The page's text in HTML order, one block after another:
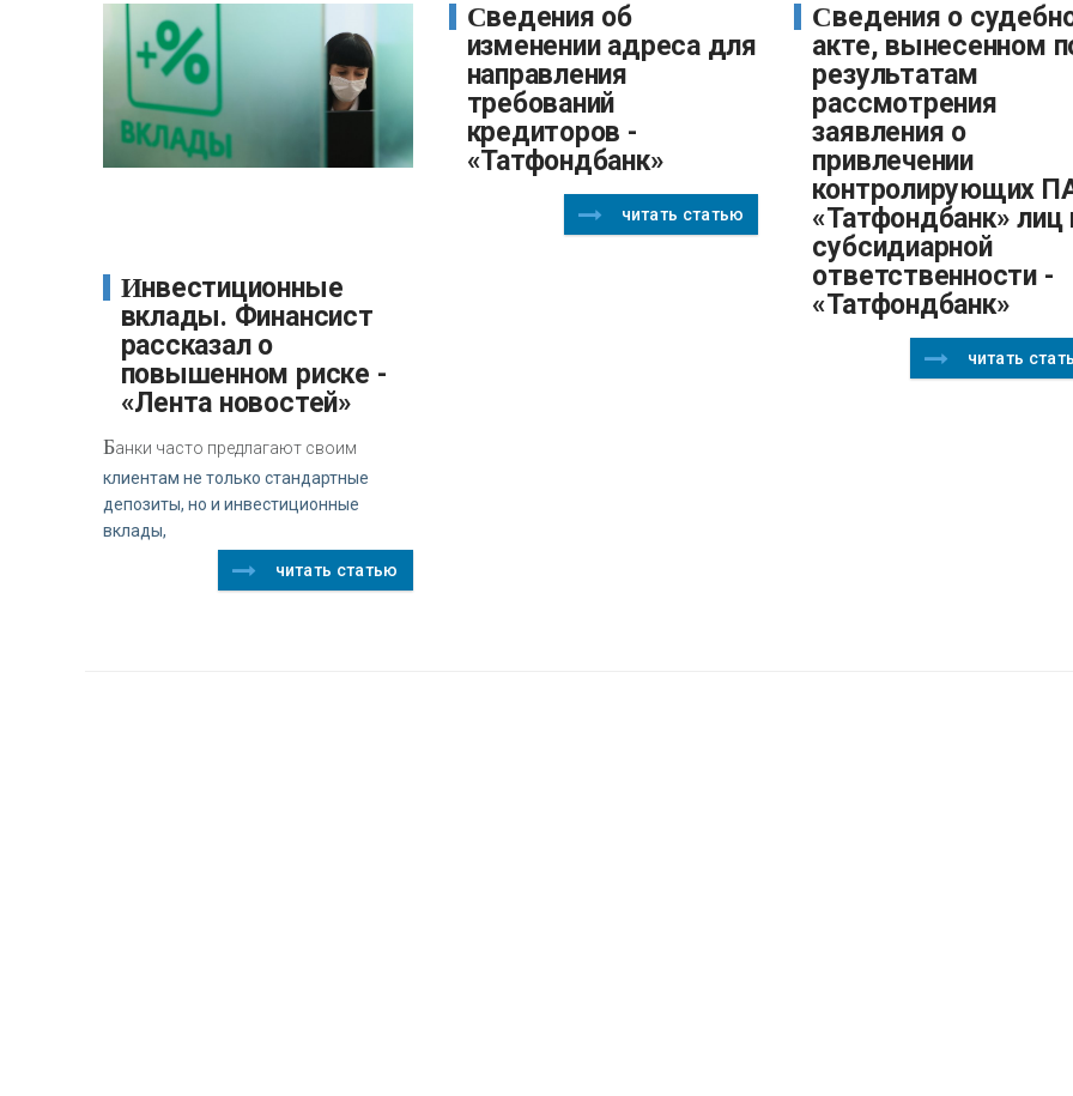
Инвестиционные
вклады. Финансист
рассказал о
повышенном риске -
«Лента новостей»
Банки часто предлагают своим
клиентам не только стандартные
депозиты, но и инвестиционные
вклады,
читать статью
Сведения об
изменении адреса для
направления
требований
кредиторов -
«Татфондбанк»
читать статью
Сведения о судебном
акте, вынесенном
результатам
рассмотрения
заявления о
привлечении
контролирующих
«Татфондбанк» лиц
субсидиарной
ответственности -
«Татфондбанк»
читать